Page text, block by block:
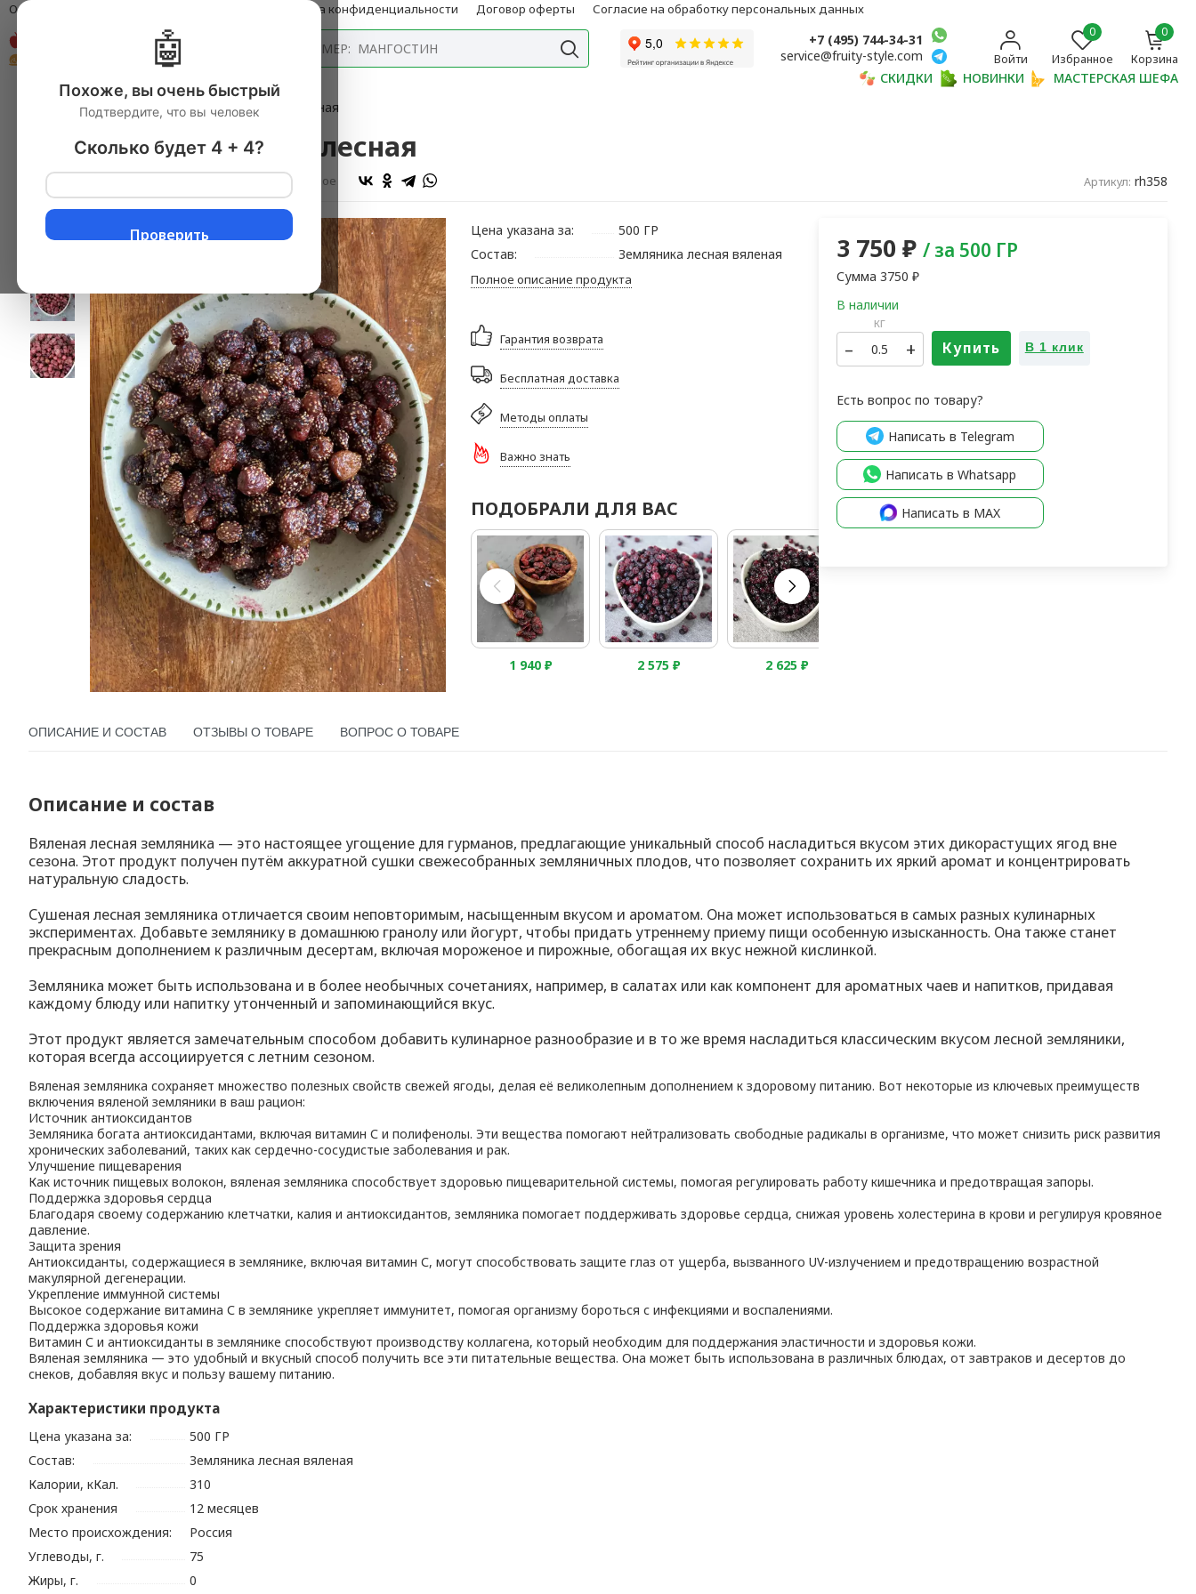
О компании Политика конфиденциальности Договор оферты Согласие на обработку персональных данных
Каталог
+7 (495) 744-34-31
service@fruity-style.com
Войти
0
Избранное
0
Корзина
СКИДКИ НОВИНКИ
МАСТЕРСКАЯ ШЕФА
→ Ягоды▼ → Земляника вяленая, лесная
Земляника вяленая, лесная
В избранное Артикул: rh358
Цена указана за:
500 ГР
Состав:
Земляника лесная вяленая
Полное описание продукта
Гарантия возврата
Бесплатная доставка
Методы оплаты
Важно знать
ПОДОБРАЛИ ДЛЯ ВАС
1 940 ₽ 2 575 ₽ 2 625 ₽
3 750 ₽ / за 500 ГР
Сумма 3750 ₽
кг
– + Купить В 1 клик
Есть вопрос по товару?
Написать в Telegram
Написать в Whatsapp
Написать в MAX
ОПИСАНИЕ И СОСТАВ ОТЗЫВЫ О ТОВАРЕ ВОПРОС О ТОВАРЕ
Описание и состав
Вяленая лесная земляника — это настоящее угощение для гурманов, предлагающие уникальный способ насладиться вкусом этих дикорастущих ягод вне
сезона. Этот продукт получен путём аккуратной сушки свежесобранных земляничных плодов, что позволяет сохранить их яркий аромат и концентрировать
натуральную сладость.
Сушеная лесная земляника отличается своим неповторимым, насыщенным вкусом и ароматом. Она может использоваться в самых разных кулинарных
экспериментах. Добавьте землянику в домашнюю гранолу или йогурт, чтобы придать утреннему приему пищи особенную изысканность. Она также станет
прекрасным дополнением к различным десертам, включая мороженое и пирожные, обогащая их вкус нежной кислинкой.
Земляника может быть использована и в более необычных сочетаниях, например, в салатах или как компонент для ароматных чаев и напитков, придавая
каждому блюду или напитку утонченный и запоминающийся вкус.
Этот продукт является замечательным способом добавить кулинарное разнообразие и в то же время насладиться классическим вкусом лесной земляники,
которая всегда ассоциируется с летним сезоном.
Вяленая земляника сохраняет множество полезных свойств свежей ягоды, делая её великолепным дополнением к здоровому питанию. Вот некоторые из ключевых преимуществ
включения вяленой земляники в ваш рацион:
Источник антиоксидантов
Земляника богата антиоксидантами, включая витамин С и полифенолы. Эти вещества помогают нейтрализовать свободные радикалы в организме, что может снизить риск развития
хронических заболеваний, таких как сердечно-сосудистые заболевания и рак.
Улучшение пищеварения
Как источник пищевых волокон, вяленая земляника способствует здоровью пищеварительной системы, помогая регулировать работу кишечника и предотвращая запоры.
Поддержка здоровья сердца
Благодаря своему содержанию клетчатки, калия и антиоксидантов, земляника помогает поддерживать здоровье сердца, снижая уровень холестерина в крови и регулируя кровяное
давление.
Защита зрения
Антиоксиданты, содержащиеся в землянике, включая витамин С, могут способствовать защите глаз от ущерба, вызванного UV-излучением и предотвращению возрастной
макулярной дегенерации.
Укрепление иммунной системы
Высокое содержание витамина С в землянике укрепляет иммунитет, помогая организму бороться с инфекциями и воспалениями.
Поддержка здоровья кожи
Витамин С и антиоксиданты в землянике способствуют производству коллагена, который необходим для поддержания эластичности и здоровья кожи.
Вяленая земляника — это удобный и вкусный способ получить все эти питательные вещества. Она может быть использована в различных блюдах, от завтраков и десертов до
снеков, добавляя вкус и пользу вашему питанию.
Характеристики продукта
Цена указана за:
500 ГР
Состав:
Земляника лесная вяленая
Калории, кКал.
310
Срок хранения
12 месяцев
Место происхождения:
Россия
Углеводы, г.
75
Жиры, г.
0
🤖
Похоже, вы очень быстрый
Подтвердите, что вы человек
Сколько будет 4 + 4?
Проверить